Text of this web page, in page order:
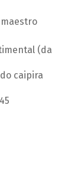
(da
caipira